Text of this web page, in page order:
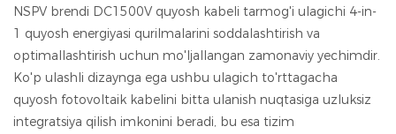
NSPV brendi DC1500V quyosh kabeli tarmog'i ulagichi 4-in-
1 quyosh energiyasi qurilmalarini soddalashtirish va
optimallashtirish uchun mo'ljallangan zamonaviy yechimdir.
Ko'p ulashli dizaynga ega ushbu ulagich to'rttagacha
quyosh fotovoltaik kabelini bitta ulanish nuqtasiga uzluksiz
integratsiya qilish imkonini beradi, bu esa tizim